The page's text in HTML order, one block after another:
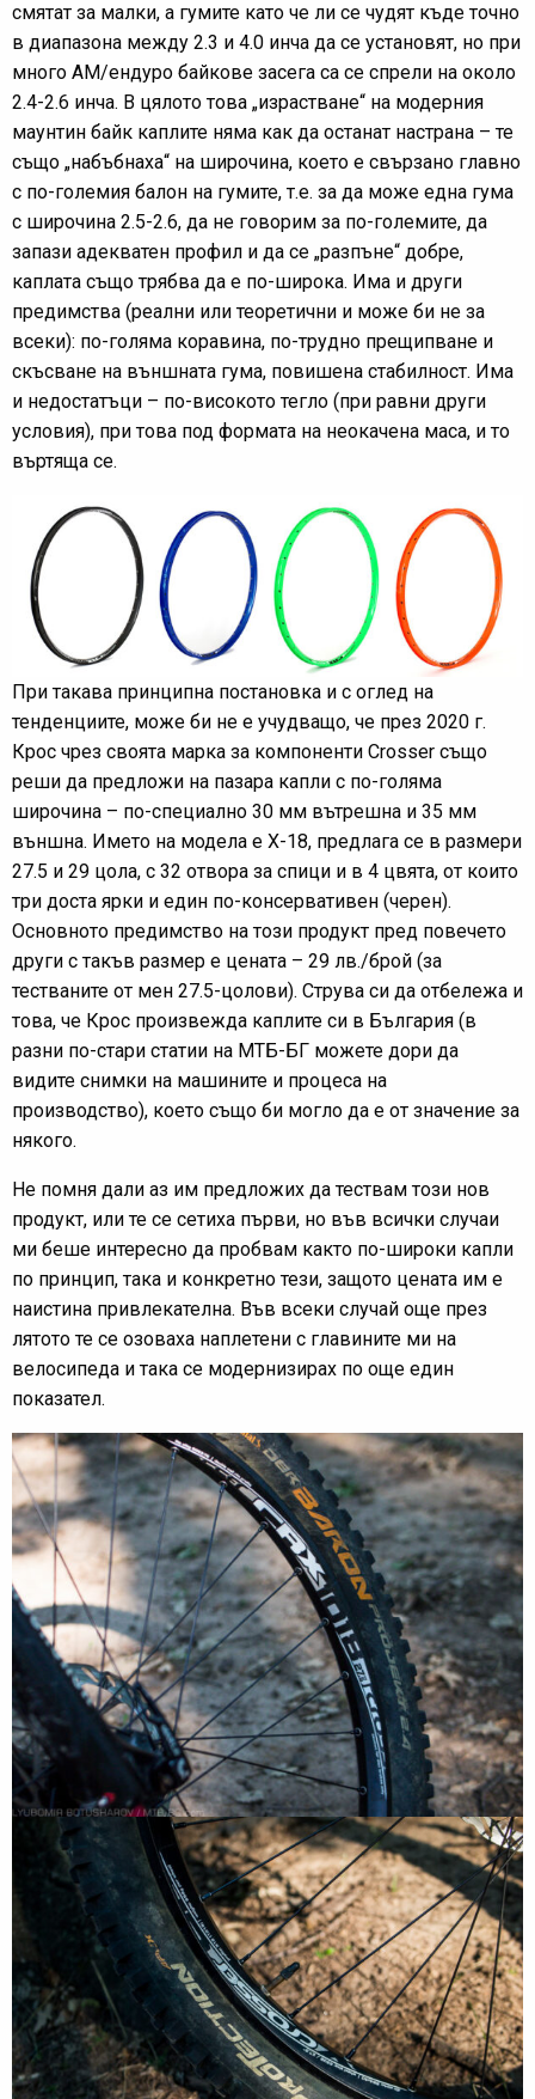
смятат за малки, а гумите като че ли се чудят къде точно
в диапазона между 2.3 и 4.0 инча да се установят, но при
много АМ/ендуро байкове засега са се спрели на около
2.4-2.6 инча. В цялото това „израстване“ на модерния
маунтин байк каплите няма как да останат настрана – те
също „набъбнаха“ на широчина, което е свързано главно
с по-големия балон на гумите, т.е. за да може една гума
с широчина 2.5-2.6, да не говорим за по-големите, да
запази адекватен профил и да се „разпъне“ добре,
каплата също трябва да е по-широка. Има и други
предимства (реални или теоретични и може би не за
всеки): по-голяма коравина, по-трудно прещипване и
скъсване на външната гума, повишена стабилност. Има
и недостатъци – по-високото тегло (при равни други
условия), при това под формата на неокачена маса, и то
въртяща се.
При такава принципна постановка и с оглед на
тенденциите, може би не е учудващо, че през 2020 г.
Крос чрез своята марка за компоненти Crosser също
реши да предложи на пазара капли с по-голяма
широчина – по-специално 30 мм вътрешна и 35 мм
външна. Името на модела е Х-18, предлага се в размери
27.5 и 29 цола, с 32 отвора за спици и в 4 цвята, от които
три доста ярки и един по-консервативен (черен).
Основното предимство на този продукт пред повечето
други с такъв размер е цената – 29 лв./брой (за
тестваните от мен 27.5-цолови). Струва си да отбележа и
това, че Крос произвежда каплите си в България (в
разни по-стари статии на МТБ-БГ можете дори да
видите снимки на машините и процеса на
производство), което също би могло да е от значение за
някого.
Не помня дали аз им предложих да тествам този нов
продукт, или те се сетиха първи, но във всички случаи
ми беше интересно да пробвам както по-широки капли
по принцип, така и конкретно тези, защото цената им е
наистина привлекателна. Във всеки случай още през
лятото те се озоваха наплетени с главините ми на
велосипеда и така се модернизирах по още един
показател.